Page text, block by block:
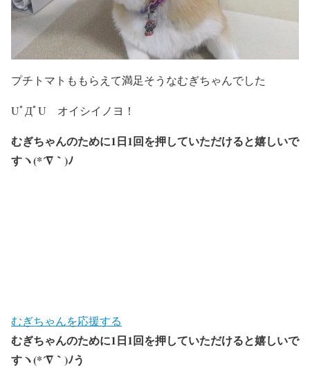
プチトマトももらえて満足そうなむぎちゃんでした
UﾟДﾟU オイシイノヨ！
むぎちゃんのために1日1回を押していただけると嬉しいで
すヽ(*´∇｀)ﾉ
むぎちゃんを応援する
むぎちゃんのために1日1回を押していただけると嬉しいで
すヽ(*´∇｀)ﾉう